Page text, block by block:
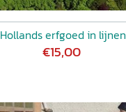
Hollands erfgoed in lijnen
€15,00